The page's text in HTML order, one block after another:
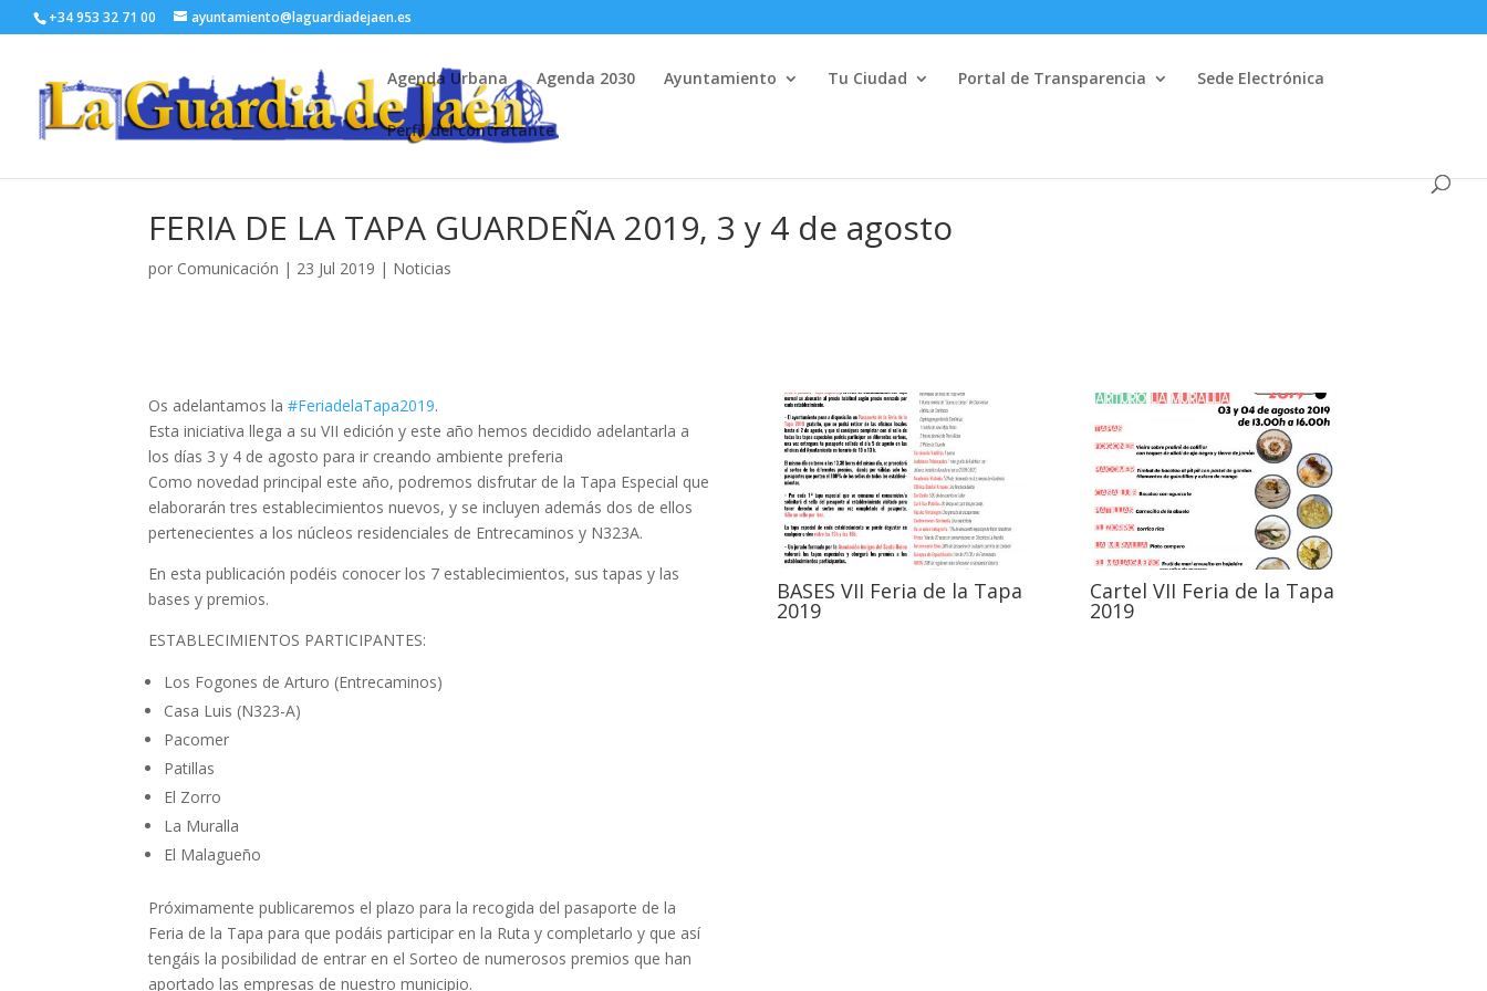
+34 953 32 71 00 ayuntamiento@laguardiadejaen.es
Agenda Urbana Agenda 2030 Ayuntamiento Tu Ciudad Portal de Transparencia Sede Electrónica
Perfil del contratante
FERIA DE LA TAPA GUARDEÑA 2019, 3 y 4 de agosto
por Comunicación | 23 Jul 2019 | Noticias
Os adelantamos la#FeriadelaTapa2019.
Esta iniciativa llega a su VII edición y este año hemos decidido adelantarla a
los días 3 y 4 de agosto para ir creando ambiente preferia
Como novedad principal este año, podremos disfrutar de la Tapa Especial que
elaborarán tres establecimientos nuevos, y se incluyen además dos de ellos
pertenecientes a los núcleos residenciales de Entrecaminos y N323A.
En esta publicación podéis conocer los 7 establecimientos, sus tapas y las
bases y premios.
ESTABLECIMIENTOS PARTICIPANTES:
Los Fogones de Arturo (Entrecaminos)
Casa Luis (N323-A)
Pacomer
Patillas
El Zorro
La Muralla
El Malagueño
Próximamente publicaremos el plazo para la recogida del pasaporte de la
Feria de la Tapa para que podáis participar en la Ruta y completarlo y que así
tengáis la posibilidad de entrar en el Sorteo de numerosos premios que han
aportado las empresas de nuestro municipio.
BASES VII Feria de la Tapa
2019
Cartel VII Feria de la Tapa
2019